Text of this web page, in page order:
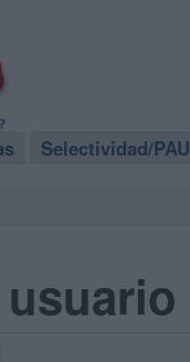
Selectividad/PAU